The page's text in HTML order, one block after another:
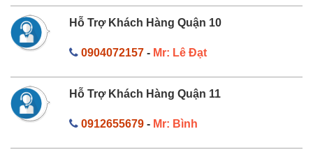
Hỗ Trợ Khách Hàng Quận 10
0904072157- Mr: Lê Đạt
Hỗ Trợ Khách Hàng Quận 11
0912655679- Mr: Bình